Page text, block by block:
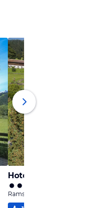
Hotel Sporthof
Ramsau am Dachstein,